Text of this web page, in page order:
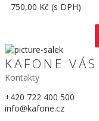
750,00 Kč (s DPH)
KAFONE
Kontakty
+420 722 400 500
info@kafone.cz